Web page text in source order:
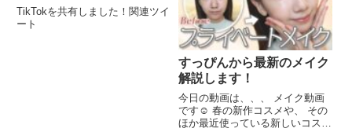
TikTokを共有しました！関連ツイ
ート
すっぴんから最新のメイク
解説します！
今日の動画は、、、 メイク動画
です☺️ 春の新作コスメや、 その
ほか最近使っている新しいコスメ